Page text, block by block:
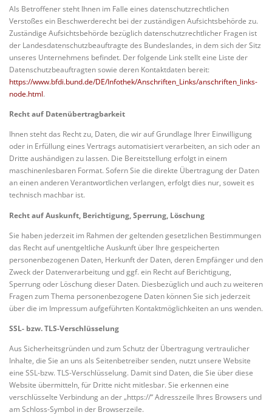
Als Betroffener steht Ihnen im Falle eines datenschutzrechtlichen
Verstoßes ein Beschwerderecht bei der zuständigen Aufsichtsbehörde zu.
Zuständige Aufsichtsbehörde bezüglich datenschutzrechtlicher Fragen ist
der Landesdatenschutzbeauftragte des Bundeslandes, in dem sich der Sitz
unseres Unternehmens befindet. Der folgende Link stellt eine Liste der
Datenschutzbeauftragten sowie deren Kontaktdaten bereit:
https://www.bfdi.bund.de/DE/Infothek/Anschriften_Links/anschriften_links-
node.html.
Recht auf Datenübertragbarkeit
Ihnen steht das Recht zu, Daten, die wir auf Grundlage Ihrer Einwilligung
oder in Erfüllung eines Vertrags automatisiert verarbeiten, an sich oder an
Dritte aushändigen zu lassen. Die Bereitstellung erfolgt in einem
maschinenlesbaren Format. Sofern Sie die direkte Übertragung der Daten
an einen anderen Verantwortlichen verlangen, erfolgt dies nur, soweit es
technisch machbar ist.
Recht auf Auskunft, Berichtigung, Sperrung, Löschung
Sie haben jederzeit im Rahmen der geltenden gesetzlichen Bestimmungen
das Recht auf unentgeltliche Auskunft über Ihre gespeicherten
personenbezogenen Daten, Herkunft der Daten, deren Empfänger und den
Zweck der Datenverarbeitung und ggf. ein Recht auf Berichtigung,
Sperrung oder Löschung dieser Daten. Diesbezüglich und auch zu weiteren
Fragen zum Thema personenbezogene Daten können Sie sich jederzeit
über die im Impressum aufgeführten Kontaktmöglichkeiten an uns wenden.
SSL- bzw. TLS-Verschlüsselung
Aus Sicherheitsgründen und zum Schutz der Übertragung vertraulicher
Inhalte, die Sie an uns als Seitenbetreiber senden, nutzt unsere Website
eine SSL-bzw. TLS-Verschlüsselung. Damit sind Daten, die Sie über diese
Website übermitteln, für Dritte nicht mitlesbar. Sie erkennen eine
verschlüsselte Verbindung an der „https://“ Adresszeile Ihres Browsers und
am Schloss-Symbol in der Browserzeile.